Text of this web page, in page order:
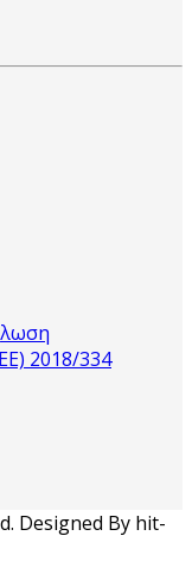
2018/334
Designed By hit-